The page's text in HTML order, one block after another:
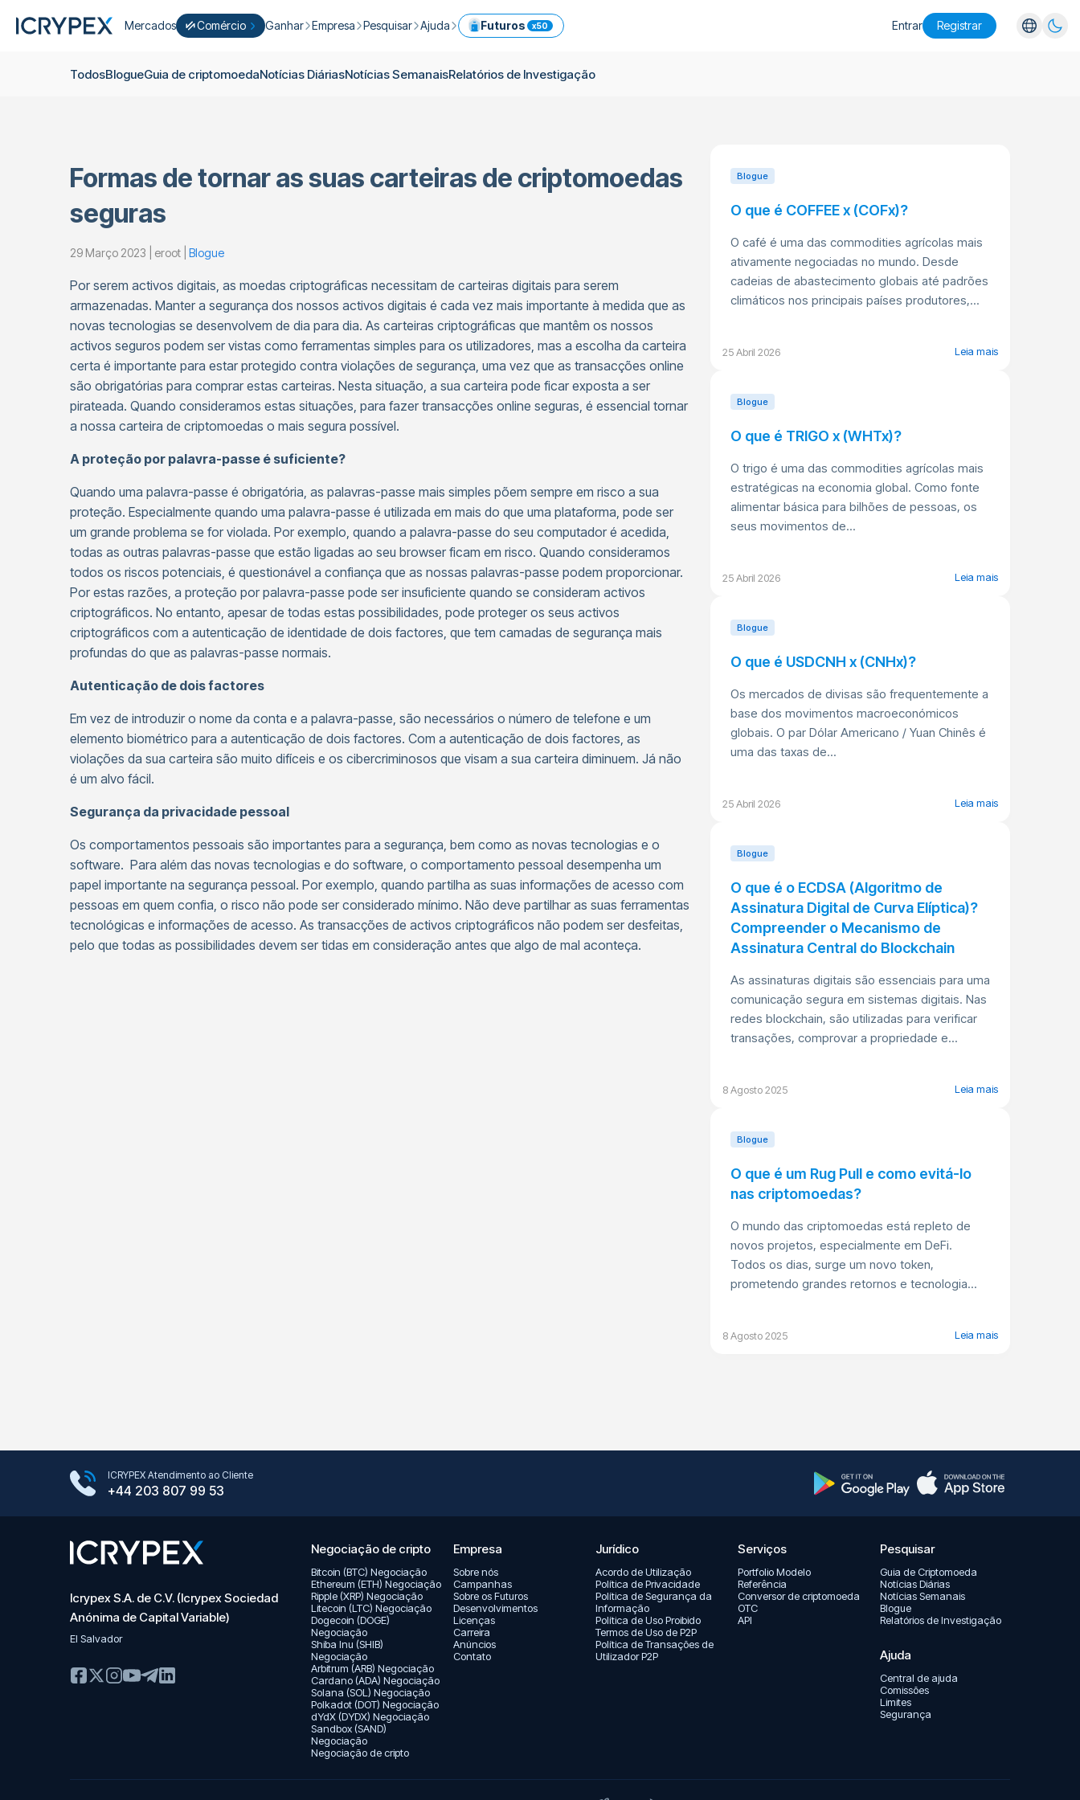
Mercados
Comércio
Pró-Comércio
Negociar criptomoedas através de transferência bancária
Ganhar Empresa
Desenvolvimentos
Contato
OTC
Pesquisar
Relatórios de Investigação
Ajuda Futuros x50 Entrar Registrar
TodosBlogueGuia de criptomoedaNotícias DiáriasNotícias SemanaisRelatórios de Investigação
Formas de tornar as suas carteiras de criptomoedas
seguras
29 Março 2023 | eroot | Blogue
Por serem activos digitais, as moedas criptográficas necessitam de carteiras digitais para serem
armazenadas. Manter a segurança dos nossos activos digitais é cada vez mais importante à medida que as
novas tecnologias se desenvolvem de dia para dia. As carteiras criptográficas que mantêm os nossos
activos seguros podem ser vistas como ferramentas simples para os utilizadores, mas a escolha da carteira
certa é importante para estar protegido contra violações de segurança, uma vez que as transacções online
são obrigatórias para comprar estas carteiras. Nesta situação, a sua carteira pode ficar exposta a ser
pirateada. Quando consideramos estas situações, para fazer transacções online seguras, é essencial tornar
a nossa carteira de criptomoedas o mais segura possível.
A proteção por palavra-passe é suficiente?
Quando uma palavra-passe é obrigatória, as palavras-passe mais simples põem sempre em risco a sua
proteção. Especialmente quando uma palavra-passe é utilizada em mais do que uma plataforma, pode ser
um grande problema se for violada. Por exemplo, quando a palavra-passe do seu computador é acedida,
todas as outras palavras-passe que estão ligadas ao seu browser ficam em risco. Quando consideramos
todos os riscos potenciais, é questionável a confiança que as nossas palavras-passe podem proporcionar.
Por estas razões, a proteção por palavra-passe pode ser insuficiente quando se consideram activos
criptográficos. No entanto, apesar de todas estas possibilidades, pode proteger os seus activos
criptográficos com a autenticação de identidade de dois factores, que tem camadas de segurança mais
profundas do que as palavras-passe normais.
Autenticação de dois factores
Em vez de introduzir o nome da conta e a palavra-passe, são necessários o número de telefone e um
elemento biométrico para a autenticação de dois factores. Com a autenticação de dois factores, as
violações da sua carteira são muito difíceis e os cibercriminosos que visam a sua carteira diminuem. Já não
é um alvo fácil.
Segurança da privacidade pessoal
Os comportamentos pessoais são importantes para a segurança, bem como as novas tecnologias e o
software. Para além das novas tecnologias e do software, o comportamento pessoal desempenha um
papel importante na segurança pessoal. Por exemplo, quando partilha as suas informações de acesso com
pessoas em quem confia, o risco não pode ser considerado mínimo. Não deve partilhar as suas ferramentas
tecnológicas e informações de acesso. As transacções de activos criptográficos não podem ser desfeitas,
pelo que todas as possibilidades devem ser tidas em consideração antes que algo de mal aconteça.
Blogue
O que é COFFEE x (COFx)?
O café é uma das commodities agrícolas mais
ativamente negociadas no mundo. Desde
cadeias de abastecimento globais até padrões
climáticos nos principais países produtores,...
25 Abril 2026 Leia mais
Blogue
O que é TRIGO x (WHTx)?
O trigo é uma das commodities agrícolas mais
estratégicas na economia global. Como fonte
alimentar básica para bilhões de pessoas, os
seus movimentos de...
25 Abril 2026 Leia mais
Blogue
O que é USDCNH x (CNHx)?
Os mercados de divisas são frequentemente a
base dos movimentos macroeconómicos
globais. O par Dólar Americano / Yuan Chinês é
uma das taxas de...
25 Abril 2026 Leia mais
Blogue
O que é o ECDSA (Algoritmo de
Assinatura Digital de Curva Elíptica)?
Compreender o Mecanismo de
Assinatura Central do Blockchain
As assinaturas digitais são essenciais para uma
comunicação segura em sistemas digitais. Nas
redes blockchain, são utilizadas para verificar
transações, comprovar a propriedade e...
8 Agosto 2025 Leia mais
Blogue
O que é um Rug Pull e como evitá-lo
nas criptomoedas?
O mundo das criptomoedas está repleto de
novos projetos, especialmente em DeFi.
Todos os dias, surge um novo token,
prometendo grandes retornos e tecnologia...
8 Agosto 2025 Leia mais
ICRYPEX Atendimento ao Cliente
+44 203 807 99 53
Google Play StoreApp Store
Icrypex S.A. de C.V. (Icrypex Sociedad
Anónima de Capital Variable)
El Salvador
Negociação de cripto
Bitcoin (BTC) Negociação
Ethereum (ETH) Negociação
Ripple (XRP) Negociação
Litecoin (LTC) Negociação
Dogecoin (DOGE)
Negociação
Shiba Inu (SHIB)
Negociação
Arbitrum (ARB) Negociação
Cardano (ADA) Negociação
Solana (SOL) Negociação
Polkadot (DOT) Negociação
dYdX (DYDX) Negociação
Sandbox (SAND)
Negociação
Negociação de cripto
Empresa
Sobre nós
Campanhas
Sobre os Futuros
Desenvolvimentos
Licenças
Carreira
Anúncios
Contato
Jurídico
Acordo de Utilização
Política de Privacidade
Política de Segurança da
Informação
Política de Uso Proibido
Termos de Uso de P2P
Política de Transações de
Utilizador P2P
Serviços
Portfolio Modelo
Referência
Conversor de criptomoeda
OTC
API
Pesquisar
Guia de Criptomoeda
Notícias Diárias
Notícias Semanais
Blogue
Relatórios de Investigação
Ajuda
Central de ajuda
Comissões
Limites
Segurança